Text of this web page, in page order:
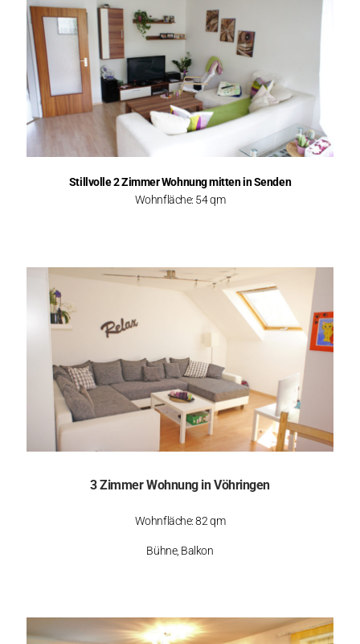
Stillvolle 2 Zimmer Wohnung mitten in Senden
Wohnfläche: 54 qm
3 Zimmer Wohnung in Vöhringen
Wohnfläche: 82 qm
Bühne, Balkon